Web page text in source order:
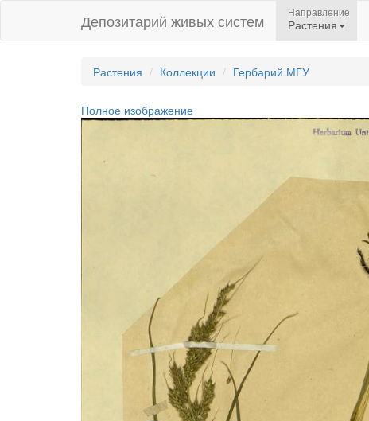
Депозитарий живых систем Направление
Растения
Растения Коллекции Гербарий МГУ
Полное изображение